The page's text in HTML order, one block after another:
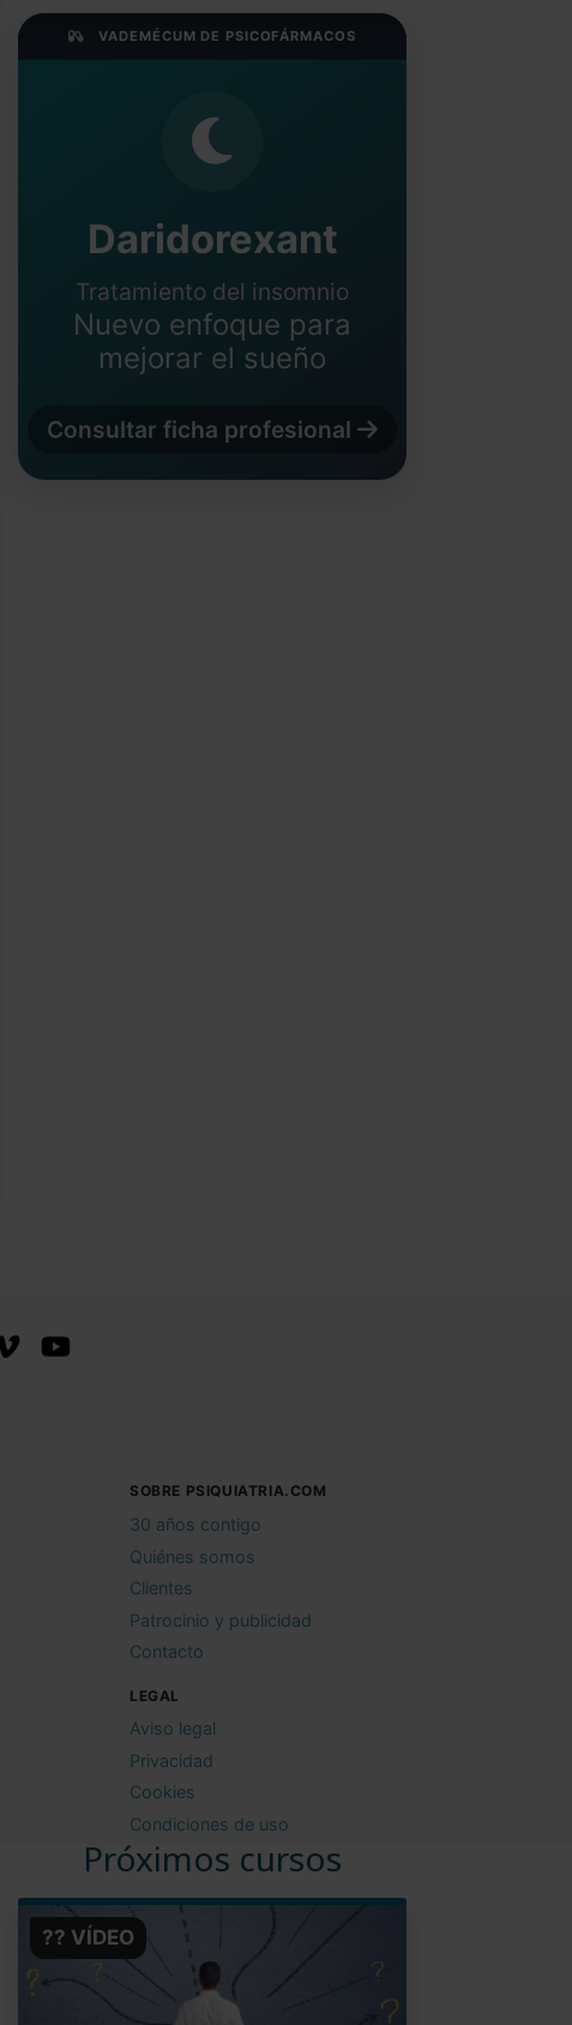
VADEMÉCUM DE PSICOFÁRMACOS
Daridorexant
Tratamiento del insomnio
Nuevo enfoque para
mejorar el sueño
Consultar ficha profesional
Próximos cursos
?? VÍDEO
SOBRE PSIQUIATRIA.COM
30 años contigo
Quiénes somos
Clientes
Patrocinio y publicidad
Contacto
LEGAL
Aviso legal
Privacidad
Cookies
Condiciones de uso